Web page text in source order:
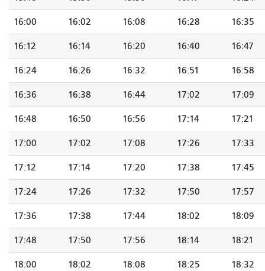
16:00 16:02 16:08 16:28 16:35
16:12 16:14 16:20 16:40 16:47
16:24 16:26 16:32 16:51 16:58
16:36 16:38 16:44 17:02 17:09
16:48 16:50 16:56 17:14 17:21
17:00 17:02 17:08 17:26 17:33
17:12 17:14 17:20 17:38 17:45
17:24 17:26 17:32 17:50 17:57
17:36 17:38 17:44 18:02 18:09
17:48 17:50 17:56 18:14 18:21
18:00 18:02 18:08 18:25 18:32